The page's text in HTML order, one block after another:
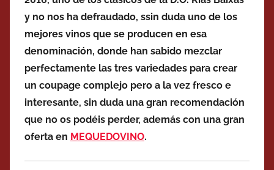
y no nos ha defraudado, ssin duda uno de los
mejores vinos que se producen en esa
denominación, donde han sabido mezclar
perfectamente las tres variedades para crear
un coupage complejo pero a la vez fresco e
interesante, sin duda una gran recomendación
que no os podéis perder, además con una gran
oferta en MEQUEDOVINO.